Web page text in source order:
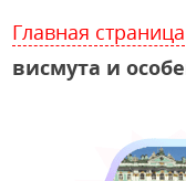
Главная страница
висмута и